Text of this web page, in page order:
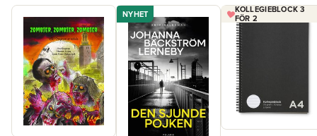
Hoppstadius
NYHET
KOLLEGIEBLOCK 3
FÖR 2